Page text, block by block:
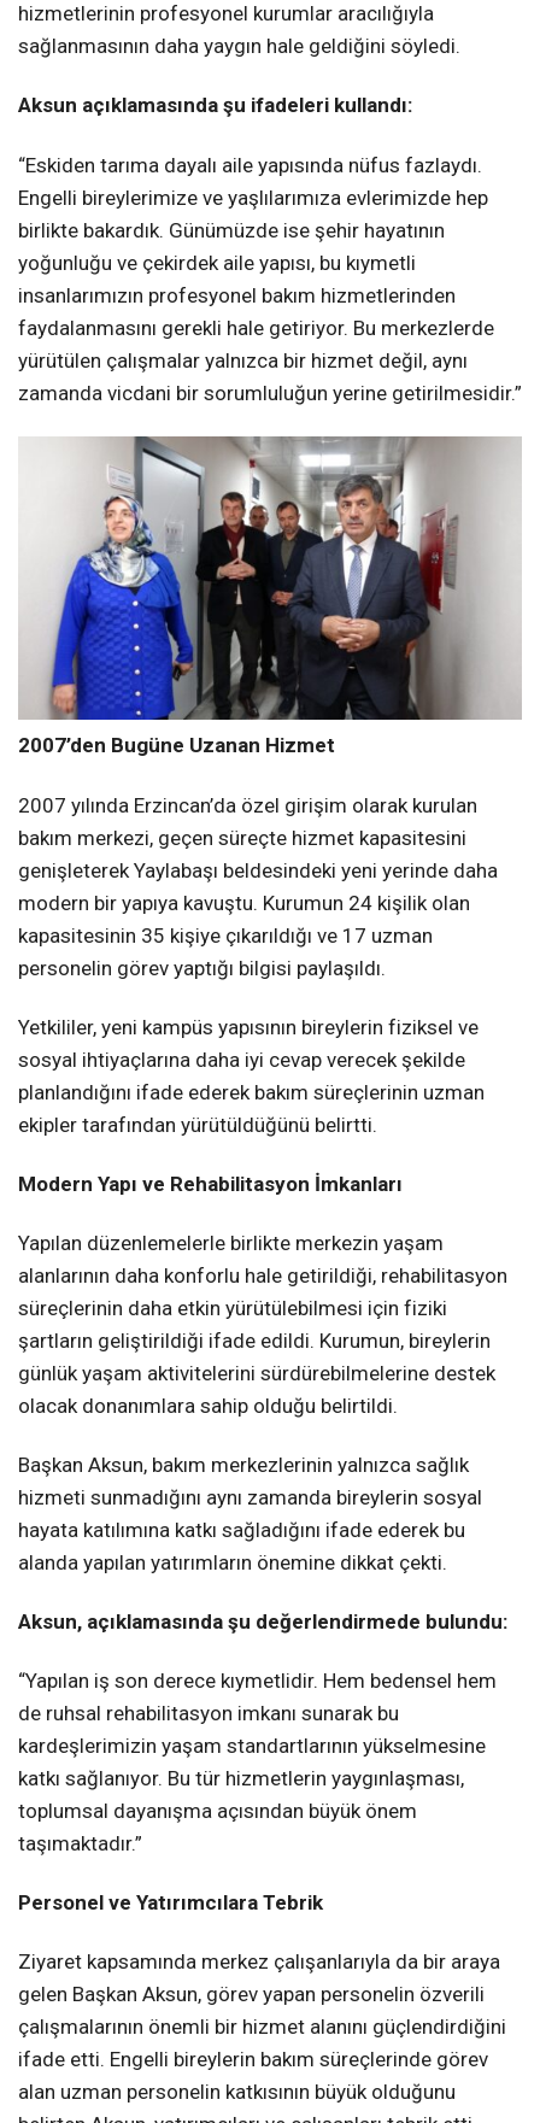
hizmetlerinin profesyonel kurumlar aracılığıyla
sağlanmasının daha yaygın hale geldiğini söyledi.
Aksun açıklamasında şu ifadeleri kullandı:
“Eskiden tarıma dayalı aile yapısında nüfus fazlaydı.
Engelli bireylerimize ve yaşlılarımıza evlerimizde hep
birlikte bakardık. Günümüzde ise şehir hayatının
yoğunluğu ve çekirdek aile yapısı, bu kıymetli
insanlarımızın profesyonel bakım hizmetlerinden
faydalanmasını gerekli hale getiriyor. Bu merkezlerde
yürütülen çalışmalar yalnızca bir hizmet değil, aynı
zamanda vicdani bir sorumluluğun yerine getirilmesidir.”
2007’den Bugüne Uzanan Hizmet
2007 yılında Erzincan’da özel girişim olarak kurulan
bakım merkezi, geçen süreçte hizmet kapasitesini
genişleterek Yaylabaşı beldesindeki yeni yerinde daha
modern bir yapıya kavuştu. Kurumun 24 kişilik olan
kapasitesinin 35 kişiye çıkarıldığı ve 17 uzman
personelin görev yaptığı bilgisi paylaşıldı.
Yetkililer, yeni kampüs yapısının bireylerin fiziksel ve
sosyal ihtiyaçlarına daha iyi cevap verecek şekilde
planlandığını ifade ederek bakım süreçlerinin uzman
ekipler tarafından yürütüldüğünü belirtti.
Modern Yapı ve Rehabilitasyon İmkanları
Yapılan düzenlemelerle birlikte merkezin yaşam
alanlarının daha konforlu hale getirildiği, rehabilitasyon
süreçlerinin daha etkin yürütülebilmesi için fiziki
şartların geliştirildiği ifade edildi. Kurumun, bireylerin
günlük yaşam aktivitelerini sürdürebilmelerine destek
olacak donanımlara sahip olduğu belirtildi.
Başkan Aksun, bakım merkezlerinin yalnızca sağlık
hizmeti sunmadığını aynı zamanda bireylerin sosyal
hayata katılımına katkı sağladığını ifade ederek bu
alanda yapılan yatırımların önemine dikkat çekti.
Aksun, açıklamasında şu değerlendirmede bulundu:
“Yapılan iş son derece kıymetlidir. Hem bedensel hem
de ruhsal rehabilitasyon imkanı sunarak bu
kardeşlerimizin yaşam standartlarının yükselmesine
katkı sağlanıyor. Bu tür hizmetlerin yaygınlaşması,
toplumsal dayanışma açısından büyük önem
taşımaktadır.”
Personel ve Yatırımcılara Tebrik
Ziyaret kapsamında merkez çalışanlarıyla da bir araya
gelen Başkan Aksun, görev yapan personelin özverili
çalışmalarının önemli bir hizmet alanını güçlendirdiğini
ifade etti. Engelli bireylerin bakım süreçlerinde görev
alan uzman personelin katkısının büyük olduğunu